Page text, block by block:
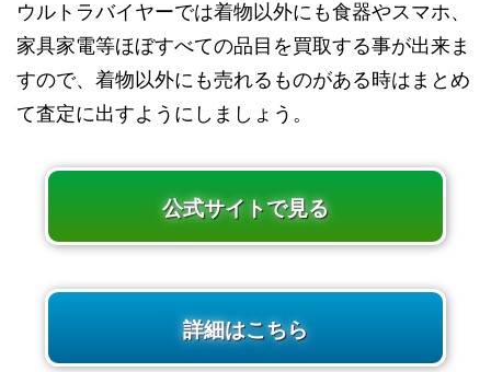
ウルトラバイヤーでは着物以外にも食器やスマホ、
家具家電等ほぼすべての品目を買取する事が出来ま
すので、着物以外にも売れるものがある時はまとめ
て査定に出すようにしましょう。
公式サイトで見る
詳細はこちら